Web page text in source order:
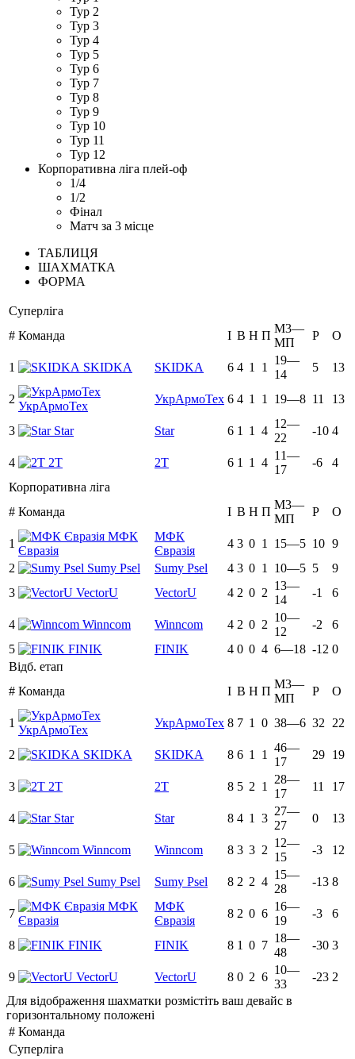
Тур 2
Тур 3
Тур 4
Тур 5
Тур 6
Тур 7
Тур 8
Тур 9
Тур 10
Тур 11
Тур 12
Корпоративна ліга плей-оф
1/4
1/2
Фінал
Матч за 3 місце
ТАБЛИЦЯ
ШАХМАТКА
ФОРМА
Суперліга
# Команда I В Н П
М3—
МП
Р O
1 SKIDKA SKIDKA 6 4 1 1
19—
14
5 13
2
УкрАрмоТех
УкрАрмоТех 6 4 1 1 19—8 11 13
3 Star Star 6 1 1 4
12—
22
-10 4
4 2Т 2Т 6 1 1 4
11—
17
-6
4
Корпоративна ліга
# Команда I В Н П
М3—
МП
Р O
1
МФК
Євразія
МФК
Євразія
4 3 0 1 15—5 10 9
2
Sumy Psel Sumy Psel 4 3 0 1 10—5 5
9
3
VectorU VectorU 4 2 0 2
13—
14
-1 6
4 Winncom Winncom 4 2 0 2
10—
12
-2
6
5
FINIK FINIK 4 0 0 4 6—18 -12 0
Відб. етап
# Команда I В Н П
М3—
МП
Р O
1
УкрАрмоТех
УкрАрмоТех 8 7 1 0 38—6 32 22
2 SKIDKA SKIDKA 8 6 1 1
46—
17
29 19
3 2Т 2Т 8 5 2 1
28—
17
11 17
4 Star Star 8 4 1 3
27—
27
0 13
5 Winncom Winncom 8 3 3 2
12—
15
-3 12
6 Sumy Psel Sumy Psel 8 2 2 4
15—
28
-13 8
7
МФК
Євразія
МФК
Євразія
8 2 0 6
16—
19
-3 6
8 FINIK FINIK 8 1 0 7
18—
48
-30 3
9 VectorU VectorU 8 0 2 6
10—
33
-23 2
Для відображення шахматки розмістіть ваш девайс в
горизонтальному положені
# Команда
Суперліга